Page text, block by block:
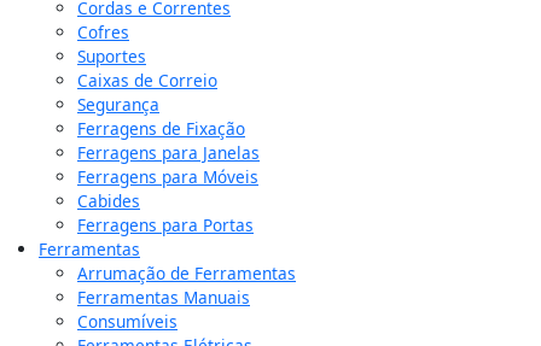
Cordas e Correntes
Cofres
Suportes
Caixas de Correio
Segurança
Ferragens de Fixação
Ferragens para Janelas
Ferragens para Móveis
Cabides
Ferragens para Portas
Ferramentas
Arrumação de Ferramentas
Ferramentas Manuais
Consumíveis